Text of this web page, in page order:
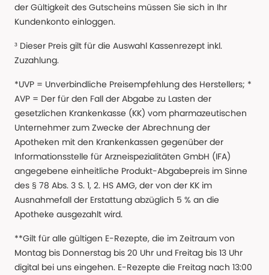
der Gültigkeit des Gutscheins müssen Sie sich in Ihr
Kundenkonto einloggen.
³ Dieser Preis gilt für die Auswahl Kassenrezept inkl.
Zuzahlung.
*UVP = Unverbindliche Preisempfehlung des Herstellers; *
AVP = Der für den Fall der Abgabe zu Lasten der
gesetzlichen Krankenkasse (KK) vom pharmazeutischen
Unternehmer zum Zwecke der Abrechnung der
Apotheken mit den Krankenkassen gegenüber der
Informationsstelle für Arzneispezialitäten GmbH (IFA)
angegebene einheitliche Produkt-Abgabepreis im Sinne
des § 78 Abs. 3 S. 1, 2. HS AMG, der von der KK im
Ausnahmefall der Erstattung abzüglich 5 % an die
Apotheke ausgezahlt wird.
**Gilt für alle gültigen E-Rezepte, die im Zeitraum von
Montag bis Donnerstag bis 20 Uhr und Freitag bis 13 Uhr
digital bei uns eingehen. E-Rezepte die Freitag nach 13:00